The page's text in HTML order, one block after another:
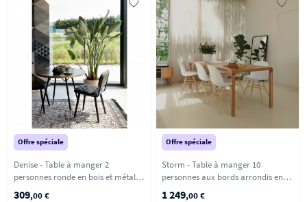
Offre spéciale
Denise - Table à manger 2
personnes ronde en bois et métal -
Bois foncé
309,00 €
Offre spéciale
Storm - Table à manger 10
personnes aux bords arrondis en
bois - Bois clair
1 249,00 €